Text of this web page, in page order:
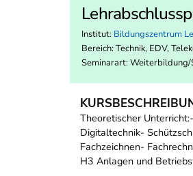
Institut: Bildungszentrum
Bereich: Technik, EDV,
Seminarart: Weiterbildung/
Theoretischer
Digitaltechnik-
Fachzeichnen-
H3 Anlagen und